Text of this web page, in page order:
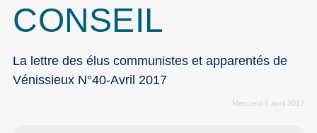
CONSEIL
La lettre des élus communistes et apparentés de
Vénissieux N°40-Avril 2017
Mercredi 5 avril 2017